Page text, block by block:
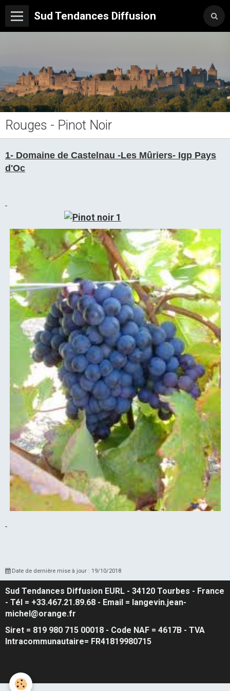
Sud Tendances Diffusion
Rouges - Pinot Noir
1- Domaine de Castelnau -Les Mûriers- Igp Pays
d'Oc
Date de dernière mise à jour : 19/10/2018
Sud Tendances Diffusion EURL - 34120 Tourbes - France
- Tél = +33.467.21.89.68 - Email = langevin.jean-
michel@orange.fr
Siret = 819 980 715 00018 - Code NAF = 4617B - TVA
Intracommunautaire= FR41819980715